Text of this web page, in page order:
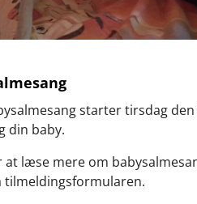
starter tirsdag
din baby.
læse mere om
tilmeldingsformularen.